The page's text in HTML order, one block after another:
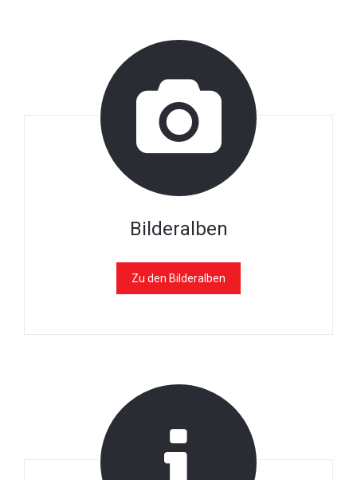
Bilderalben
Zu den Bilderalben